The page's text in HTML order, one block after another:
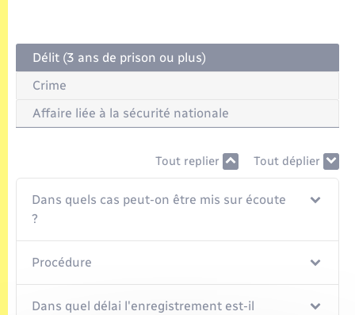
Transports
Voirie et espace public
Délit (3 ans de prison ou plus)
Crime
Affaire liée à la sécurité nationale
Tout replier Tout déplier
Dans quels cas peut-on être mis sur écoute
?
Procédure
Dans quel délai l'enregistrement est-il